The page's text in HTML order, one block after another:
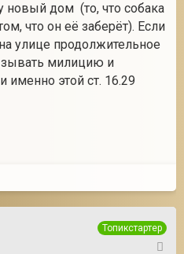
новый дом (то, что собака
что он её заберёт). Если
улице продолжительное
милицию и
именно этой ст. 16.29
Топикстартер